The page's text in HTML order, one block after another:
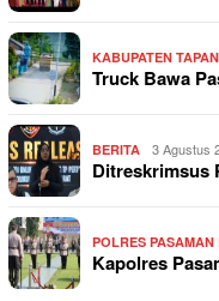
KABUPATEN
Truck Bawa
BERITA 3 Agustus
Ditreskrimsus
POLRES PASAMAN
Kapolres